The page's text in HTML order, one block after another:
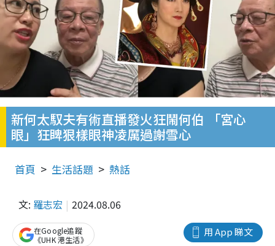
新何太馭夫有術直播發火狂鬧何伯 「宮心
眼」狂睥狠樣眼神凌厲過謝雪心
首頁 生活話題 熱話
文: 羅志宏 2024.08.06
用 App 睇文
在Google追蹤
《UHK 港生活》